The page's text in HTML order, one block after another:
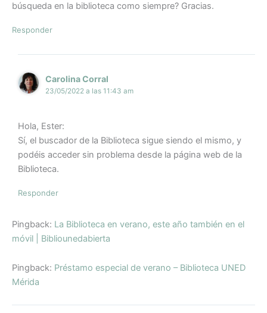
búsqueda en la biblioteca como siempre? Gracias.
Responder
Carolina Corral
23/05/2022 a las 11:43 am
Hola, Ester:
Sí, el buscador de la Biblioteca sigue siendo el mismo, y
podéis acceder sin problema desde la página web de la
Biblioteca.
Responder
Pingback: La Biblioteca en verano, este año también en el
móvil | Bibliounedabierta
Pingback: Préstamo especial de verano – Biblioteca UNED
Mérida